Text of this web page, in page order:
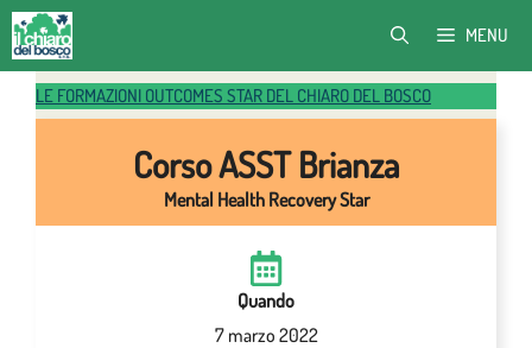
Vai
contenuto
MENU
LE FORMAZIONI OUTCOMES STAR DEL CHIARO DEL BOSCO
Corso ASST Brianza
Mental Health Recovery Star
Quando
7 marzo 2022